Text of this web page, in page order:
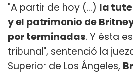
"A partir de hoy (...) la
y el patrimonio de
por terminadas. Y ésta
tribunal", sentenció la
Superior de Los Ángeles,